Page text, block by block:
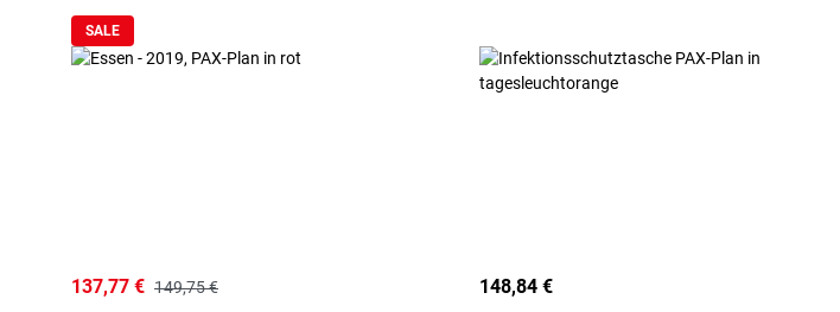
SALE
137,77 € 149,75 € 148,84 €